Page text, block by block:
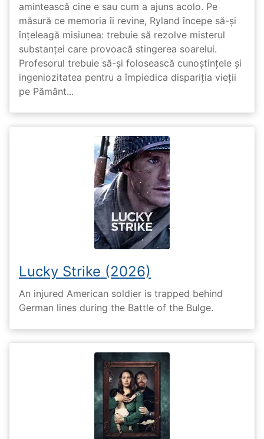
amintească cine e sau cum a ajuns acolo. Pe
măsură ce memoria îi revine, Ryland începe să-și
înțeleagă misiunea: trebuie să rezolve misterul
substanței care provoacă stingerea soarelui.
Profesorul trebuie să-și folosească cunoștințele și
ingeniozitatea pentru a împiedica dispariția vieții
pe Pământ...
Lucky Strike (2026)
An injured American soldier is trapped behind
German lines during the Battle of the Bulge.